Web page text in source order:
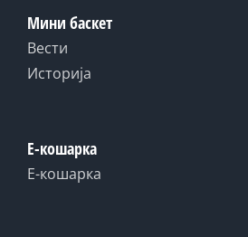
Мини баскет
Вести
Историја
Е-кошарка
Е-кошарка